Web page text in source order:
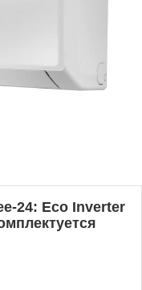
24: Eco Inverter